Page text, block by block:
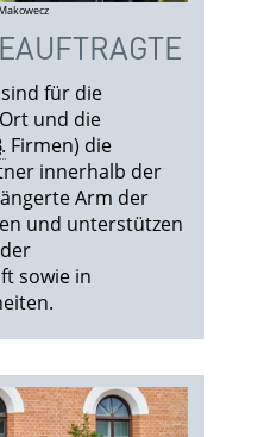
für die
und die
Firmen) die
innerhalb der
Arm der
und unterstützen
sowie in